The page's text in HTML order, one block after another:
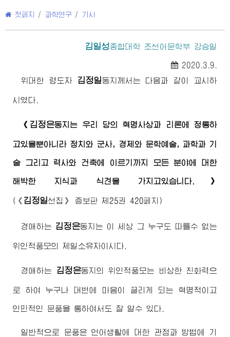
첫페지 / 과학연구 / 기사
김일성종합대학 조선어문학부 강승일
2020.3.9.
위대한
령도자 김정일동지 께서는 다음과 같이 교시하
시였다.
《 김정은동지는 우리 당의 혁명사상과 리론에 정통하
고있을뿐아니라 정치와 군사, 경제와 문학예술, 과학과 기
술 그리고 력사와 건축에 이르기까지 모든 분야에 대한
해박한 지식과 식견을 가지고있습니다.》
( 《 김정일선집》 증보판 제25권 420페지)
경애하는 김정은동지 는 이 세상 그 누구도 따를수 없는
위인적풍모의 제일소유자이시다.
경애하는 김정은동지 의 위인적풍모는 비상한 친화력으
로 하여 누구나 대번에 마음이 끌리게 되는 혁명적이고
인민적인 문풍을 통하여서도 잘 알수 있다.
일반적으로 문풍은 언어생활에 대한 관점과 방법에 기